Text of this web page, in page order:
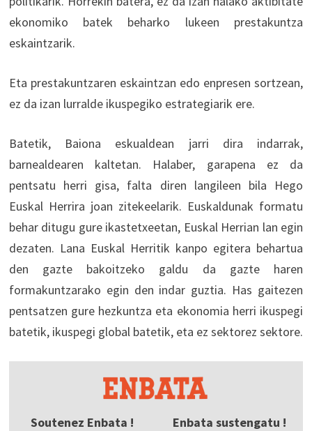
ekonomiko batek beharko lukeen prestakuntza
eskaintzarik.
Eta prestakuntzaren eskaintzan edo enpresen sortzean,
ez da izan lurralde ikuspegiko estrategiarik ere.
Batetik, Baiona eskualdean jarri dira indarrak,
barnealdearen kaltetan. Halaber, garapena ez da
pentsatu herri gisa, falta diren langileen bila Hego
Euskal Herrira joan zitekeelarik. Euskaldunak formatu
behar ditugu gure ikastetxeetan, Euskal Herrian lan egin
dezaten. Lana Euskal Herritik kanpo egitera behartua
den gazte bakoitzeko galdu da gazte haren
formakuntzarako egin den indar guztia. Has gaitezen
pentsatzen gure hezkuntza eta ekonomia herri ikuspegi
batetik, ikuspegi global batetik, eta ez sektorez sektore.
Soutenez Enbata ! Enbata sustengatu !